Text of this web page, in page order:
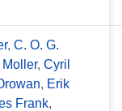
, C. O. G.
, Cyril
, Erik
Frank,